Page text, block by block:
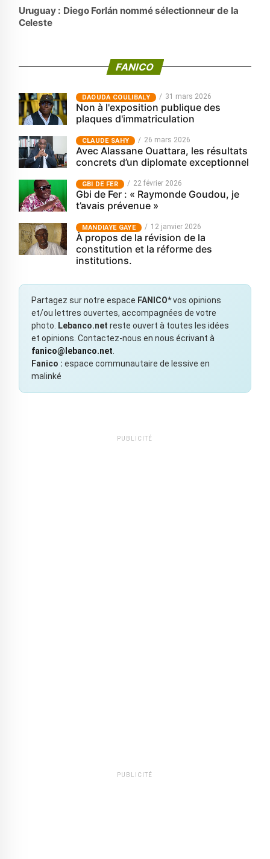
Uruguay : Diego Forlán nommé sélectionneur de la
Celeste
FANICO
‎DAOUDA COULIBALY 31 mars 2026
Non à l'exposition publique des
plaques d'immatriculation
CLAUDE SAHY 26 mars 2026
Avec Alassane Ouattara, les résultats
concrets d’un diplomate exceptionnel
GBI DE FER 22 février 2026
Gbi de Fer : « Raymonde Goudou, je
t’avais prévenue »
MANDIAYE GAYE 12 janvier 2026
À propos de la révision de la
constitution et la réforme des
institutions.
Partagez sur notre espace FANICO*vos opinions
et/ou lettres ouvertes, accompagnées de votre
photo.
Lebanco.net reste ouvert à toutes les idées
et opinions. Contactez-nous en nous écrivant à
fanico@lebanco.net
Fanico : espace communautaire de lessive en
malinké
PUBLICITÉ
PUBLICITÉ